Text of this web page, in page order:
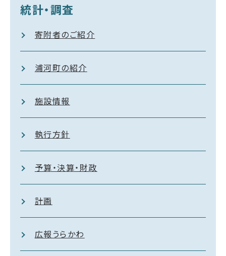
統計・調査
寄附者のご紹介
浦河町の紹介
施設情報
執行方針
予算・決算・財政
計画
広報うらかわ